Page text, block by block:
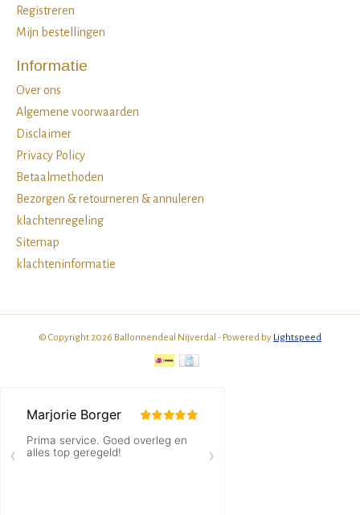
Registreren
Mijn bestellingen
Informatie
Over ons
Algemene voorwaarden
Disclaimer
Privacy Policy
Betaalmethoden
Bezorgen & retourneren & annuleren
klachtenregeling
Sitemap
klachteninformatie
© Copyright 2026 Ballonnendeal Nijverdal - Powered by Lightspeed